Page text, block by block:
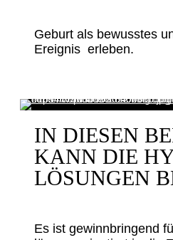
Geburt als bewusstes
Ereignis erleben.
IN DIESEN
KANN DIE
LÖSUNGEN
Es ist gewinnbringend